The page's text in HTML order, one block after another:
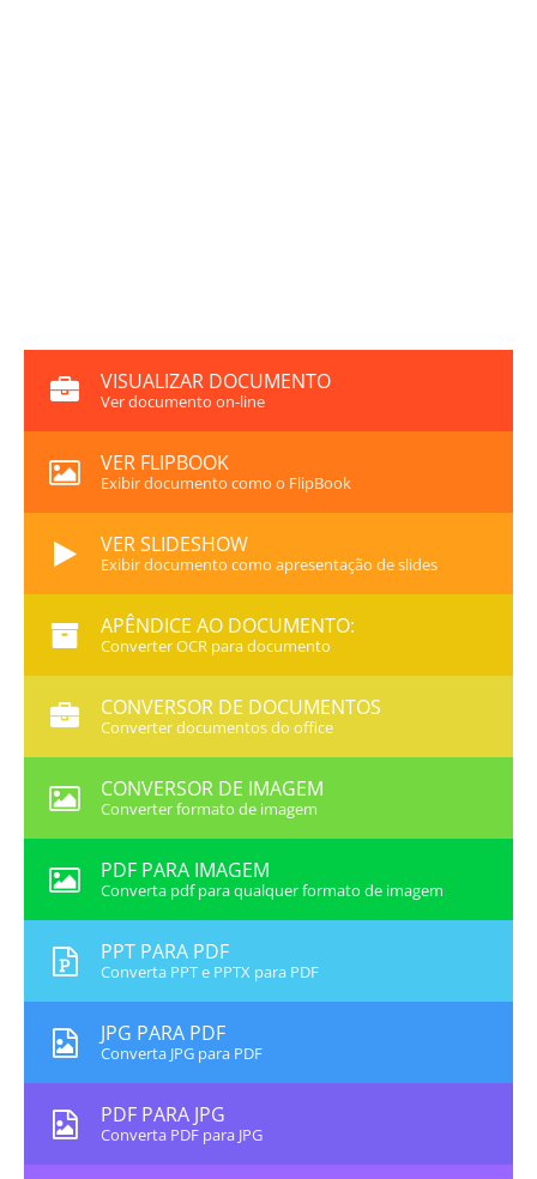
VISUALIZAR DOCUMENTO
Ver documento on-line
VER FLIPBOOK
Exibir documento como o FlipBook
VER SLIDESHOW
Exibir documento como apresentação de slides
APÊNDICE AO DOCUMENTO:
Converter OCR para documento
CONVERSOR DE DOCUMENTOS
Converter documentos do office
CONVERSOR DE IMAGEM
Converter formato de imagem
PDF PARA IMAGEM
Converta pdf para qualquer formato de imagem
PPT PARA PDF
Converta PPT e PPTX para PDF
JPG PARA PDF
Converta JPG para PDF
PDF PARA JPG
Converta PDF para JPG